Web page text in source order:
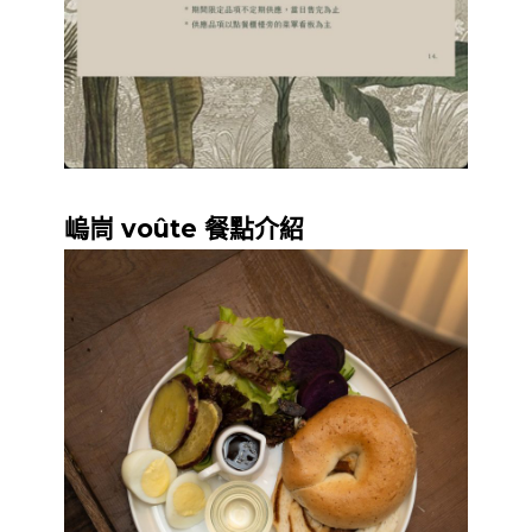
嵨峝 voûte 餐點介紹